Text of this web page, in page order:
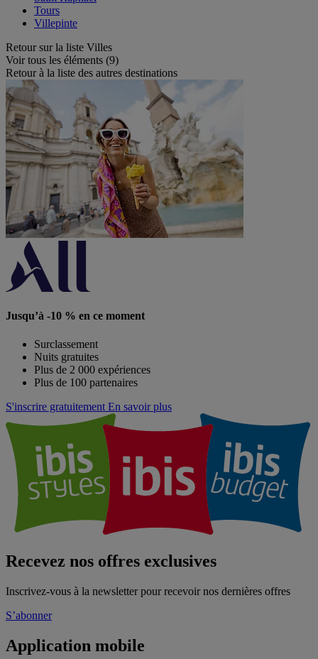
Tours
Villepinte
Retour sur la liste Villes
Voir tous les éléments (9)
Retour à la liste des autres destinations
Jusqu’à -10 % en ce moment
Surclassement
Nuits gratuites
Plus de 2 000 expériences
Plus de 100 partenaires
S'inscrire gratuitement En savoir plus
Recevez nos offres exclusives
Inscrivez-vous à la newsletter pour recevoir nos dernières offres
S’abonner
Application mobile